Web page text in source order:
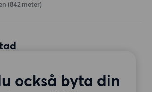
(842 meter)
också byta din